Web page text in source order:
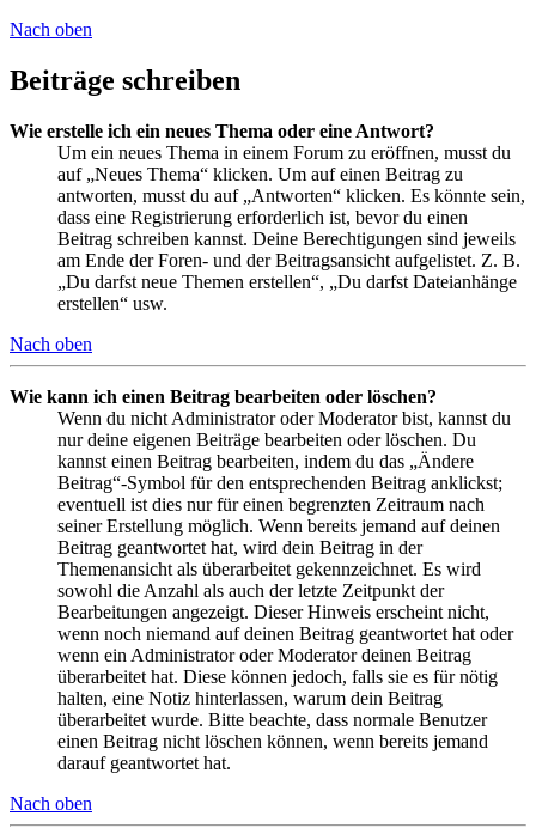
Nach oben
Beiträge schreiben
Wie erstelle ich ein neues Thema oder eine Antwort?
Um ein neues Thema in einem Forum zu eröffnen, musst du
auf „Neues Thema“ klicken. Um auf einen Beitrag zu
antworten, musst du auf „Antworten“ klicken. Es könnte sein,
dass eine Registrierung erforderlich ist, bevor du einen
Beitrag schreiben kannst. Deine Berechtigungen sind jeweils
am Ende der Foren- und der Beitragsansicht aufgelistet. Z. B.
„Du darfst neue Themen erstellen“, „Du darfst Dateianhänge
erstellen“ usw.
Nach oben
Wie kann ich einen Beitrag bearbeiten oder löschen?
Wenn du nicht Administrator oder Moderator bist, kannst du
nur deine eigenen Beiträge bearbeiten oder löschen. Du
kannst einen Beitrag bearbeiten, indem du das „Ändere
Beitrag“-Symbol für den entsprechenden Beitrag anklickst;
eventuell ist dies nur für einen begrenzten Zeitraum nach
seiner Erstellung möglich. Wenn bereits jemand auf deinen
Beitrag geantwortet hat, wird dein Beitrag in der
Themenansicht als überarbeitet gekennzeichnet. Es wird
sowohl die Anzahl als auch der letzte Zeitpunkt der
Bearbeitungen angezeigt. Dieser Hinweis erscheint nicht,
wenn noch niemand auf deinen Beitrag geantwortet hat oder
wenn ein Administrator oder Moderator deinen Beitrag
überarbeitet hat. Diese können jedoch, falls sie es für nötig
halten, eine Notiz hinterlassen, warum dein Beitrag
überarbeitet wurde. Bitte beachte, dass normale Benutzer
einen Beitrag nicht löschen können, wenn bereits jemand
darauf geantwortet hat.
Nach oben